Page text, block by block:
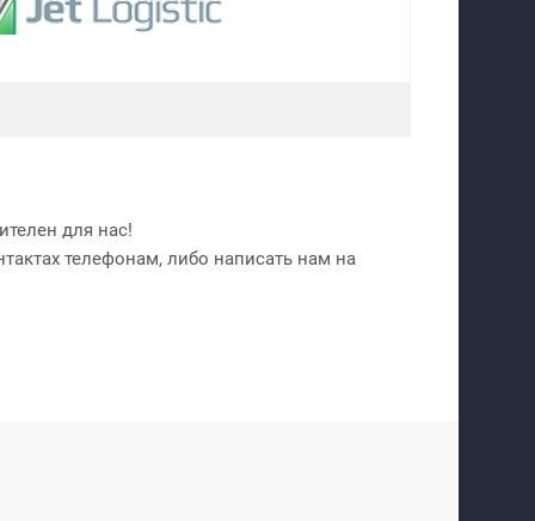
для нас!
телефонам, либо написать нам на